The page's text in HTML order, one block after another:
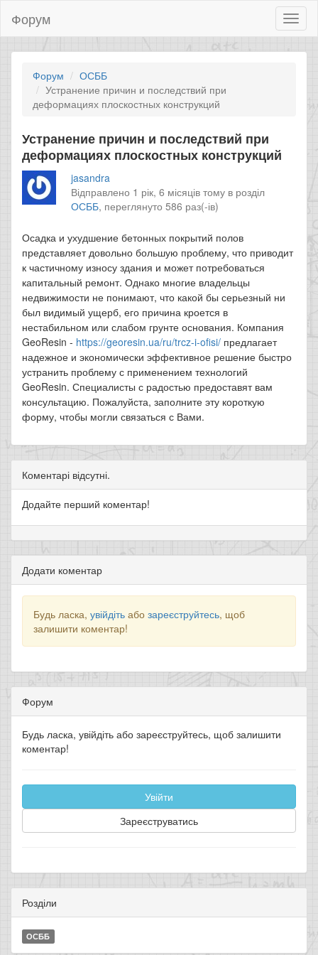
Форум
Форум
ОСББ
Устранение причин и последствий при
деформациях плоскостных конструкций
Устранение причин и последствий при
деформациях плоскостных конструкций
jasandra
Відправлено 1 рік, 6 місяців тому в розділ
ОСББ, переглянуто 586 раз(-ів)
Осадка и ухудшение бетонных покрытий полов
представляет довольно большую проблему, что приводит
к частичному износу здания и может потребоваться
капитальный ремонт. Однако многие владельцы
недвижимости не понимают, что какой бы серьезный ни
был видимый ущерб, его причина кроется в
нестабильном или слабом грунте основания. Компания
GeoResin - https://georesin.ua/ru/trcz-i-ofisi/ предлагает
надежное и экономически эффективное решение быстро
устранить проблему с применением технологий
GeoResin. Специалисты с радостью предоставят вам
консультацию. Пожалуйста, заполните эту короткую
форму, чтобы могли связаться с Вами.
Коментарі відсутні.
Додайте перший коментар!
Додати коментар
Будь ласка, увійдіть або зареєструйтесь, щоб
залишити коментар!
Форум
Будь ласка, увійдіть або зареєструйтесь, щоб залишити
коментар!
Увійти
Зареєструватись
Розділи
ОСББ